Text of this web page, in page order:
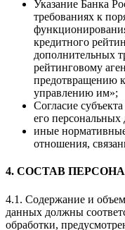
Указание Банка
требованиях к
кредитного
дополнительных
рейтинговому
предотвращению
управлению им»;
Согласие
его персональных
иные
отношения,
4. СОСТАВ
4.1. Содержание и
данных должны
обработки,